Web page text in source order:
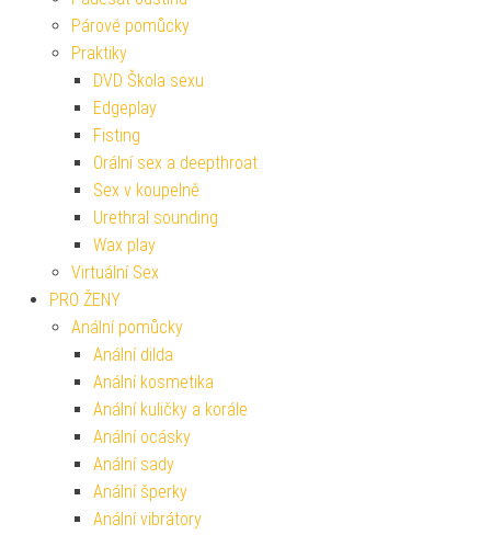
Párové pomůcky
Praktiky
DVD Škola sexu
Edgeplay
Fisting
Orální sex a deepthroat
Sex v koupelně
Urethral sounding
Wax play
Virtuální Sex
PRO ŽENY
Anální pomůcky
Anální dilda
Anální kosmetika
Anální kuličky a korále
Anální ocásky
Anální sady
Anální šperky
Anální vibrátory